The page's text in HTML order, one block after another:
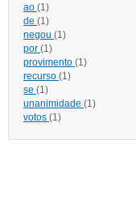
ao (1)
de (1)
negou (1)
por (1)
provimento (1)
recurso (1)
se (1)
unanimidade (1)
votos (1)